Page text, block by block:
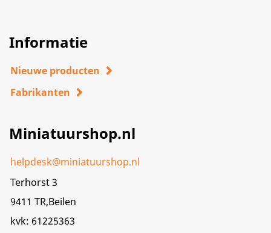
Informatie
Nieuwe producten
Fabrikanten
Miniatuurshop.nl
helpdesk@miniatuurshop.nl
Terhorst 3
9411 TR,Beilen
kvk: 61225363